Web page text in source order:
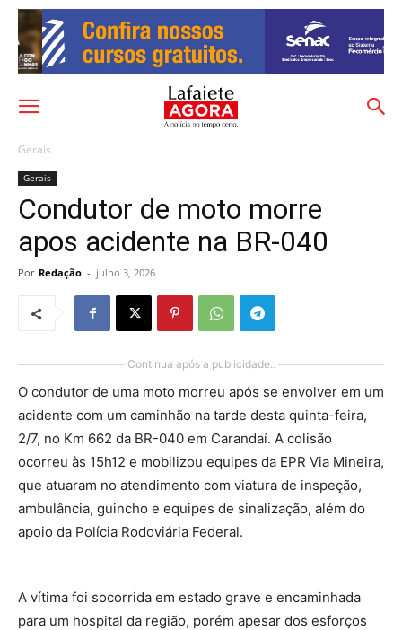
Gerais
Gerais
Condutor de moto morre
apos acidente na BR-040
Por Redação - julho 3, 2026
Continua após a publicidade..
O condutor de uma moto morreu após se envolver em um
acidente com um caminhão na tarde desta quinta-feira,
2/7, no Km 662 da BR-040 em Carandaí. A colisão
ocorreu às 15h12 e mobilizou equipes da EPR Via Mineira,
que atuaram no atendimento com viatura de inspeção,
ambulância, guincho e equipes de sinalização, além do
apoio da Polícia Rodoviária Federal.
A vítima foi socorrida em estado grave e encaminhada
para um hospital da região, porém apesar dos esforços